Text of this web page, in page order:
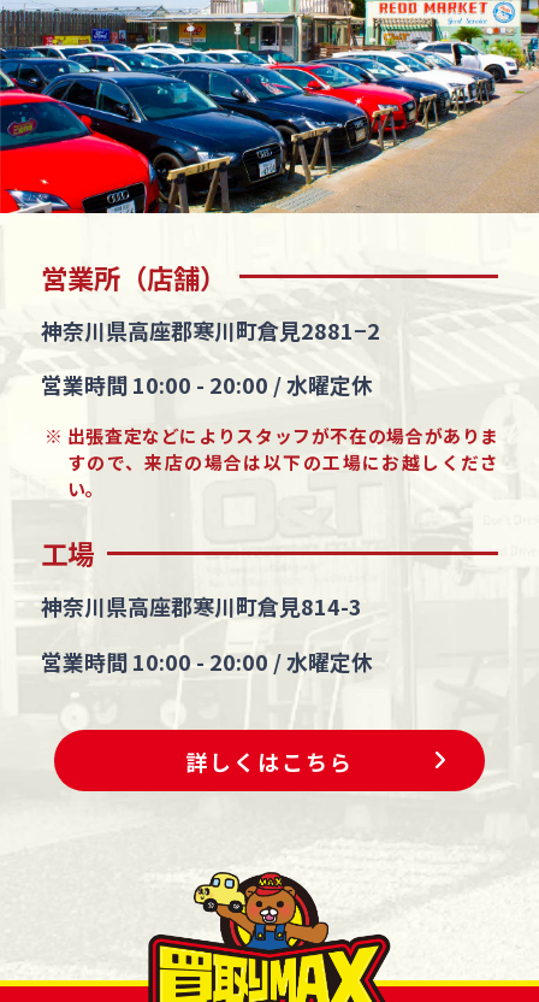
営業所（店舗）
神奈川県高座郡寒川町倉見2881−2
営業時間 10:00 - 20:00 / 水曜定休
※ 出張査定などによりスタッフが不在の場合がありま
すので、来店の場合は以下の工場にお越しくださ
い。
工場
神奈川県高座郡寒川町倉見814-3
営業時間 10:00 - 20:00 / 水曜定休
詳しくはこちら